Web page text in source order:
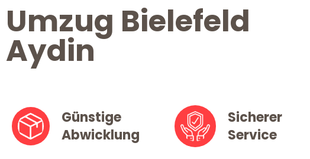
Umzug Bielefeld
Aydin
Günstige
Abwicklung
Sicherer
Service